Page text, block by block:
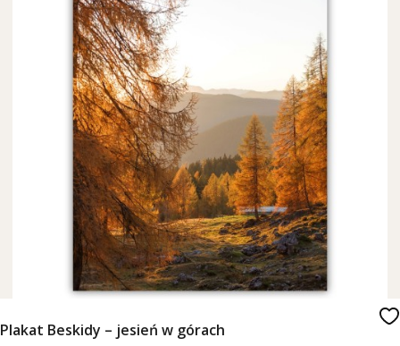
Plakat Beskidy – jesień w górach